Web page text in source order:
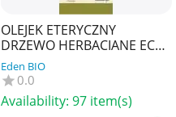
OLEJEK ETERYCZNY
DRZEWO HERBACIANE ECO
10 ml - PHYSALIS
Eden BIO
0.0
Availability: 97 item(s)